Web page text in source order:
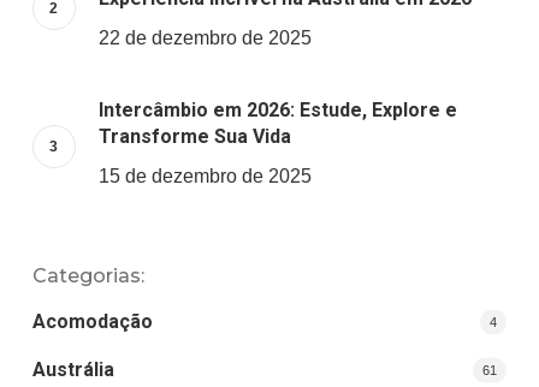
22 de dezembro de 2025
Intercâmbio em 2026: Estude, Explore e
Transforme Sua Vida
15 de dezembro de 2025
Categorias:
Acomodação
4
Austrália 61